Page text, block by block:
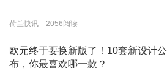
荷兰快讯 2056阅读
欧元终于要换新版了！10套新设计公
布，你最喜欢哪一款？